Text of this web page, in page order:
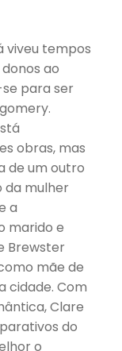
viveu tempos
ao
para ser
obras, mas
de um outro
da mulher
a
marido e
Brewster
mãe de
cidade. Com
Clare
do
o